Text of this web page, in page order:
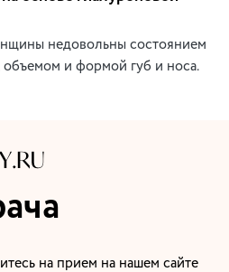
недовольны состоянием
и формой губ и носа.
на прием на нашем сайте